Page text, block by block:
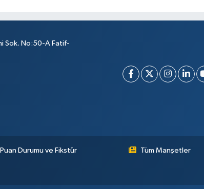
Sok. No:50-A Fatif-
Puan Durumu ve Fikstür Tüm Manşetler